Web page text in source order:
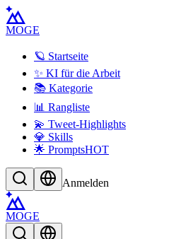
MOGE
🪐 Startseite
✨ KI für die Arbeit
📚 Kategorie
📊 Rangliste
💫 Tweet-Highlights
💎 Skills
🌟 PromptsHOT
Anmelden
MOGE